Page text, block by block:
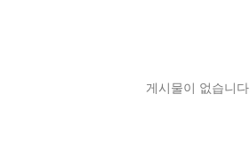
게시물이 없습니다.